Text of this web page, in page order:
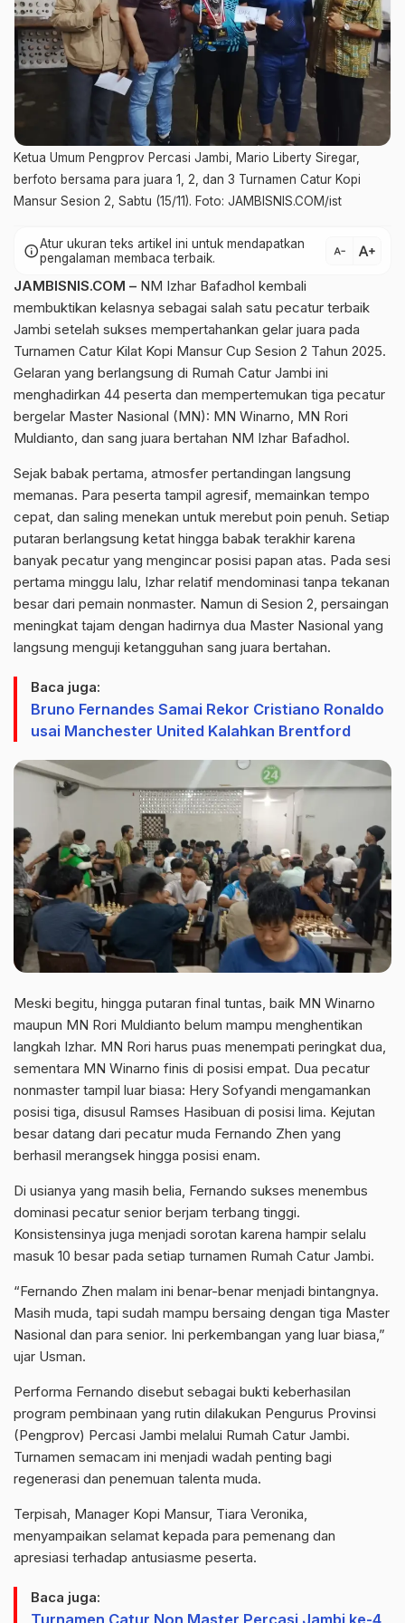
Ketua Umum Pengprov Percasi Jambi, Mario Liberty Siregar,
berfoto bersama para juara 1, 2, dan 3 Turnamen Catur Kopi
Mansur Sesion 2, Sabtu (15/11). Foto: JAMBISNIS.COM/ist
infoAtur ukuran teks artikel ini untuk mendapatkan
pengalaman membaca terbaik.
text_decrease text_increase
JAMBISNIS.COM – NM Izhar Bafadhol kembali
membuktikan kelasnya sebagai salah satu pecatur terbaik
Jambi setelah sukses mempertahankan gelar juara pada
Turnamen Catur Kilat Kopi Mansur Cup Sesion 2 Tahun 2025.
Gelaran yang berlangsung di Rumah Catur Jambi ini
menghadirkan 44 peserta dan mempertemukan tiga pecatur
bergelar Master Nasional (MN): MN Winarno, MN Rori
Muldianto, dan sang juara bertahan NM Izhar Bafadhol.
Sejak babak pertama, atmosfer pertandingan langsung
memanas. Para peserta tampil agresif, memainkan tempo
cepat, dan saling menekan untuk merebut poin penuh. Setiap
putaran berlangsung ketat hingga babak terakhir karena
banyak pecatur yang mengincar posisi papan atas. Pada sesi
pertama minggu lalu, Izhar relatif mendominasi tanpa tekanan
besar dari pemain nonmaster. Namun di Sesion 2, persaingan
meningkat tajam dengan hadirnya dua Master Nasional yang
langsung menguji ketangguhan sang juara bertahan.
Baca juga:
Bruno Fernandes Samai Rekor Cristiano Ronaldo
usai Manchester United Kalahkan Brentford
Meski begitu, hingga putaran final tuntas, baik MN Winarno
maupun MN Rori Muldianto belum mampu menghentikan
langkah Izhar. MN Rori harus puas menempati peringkat dua,
sementara MN Winarno finis di posisi empat. Dua pecatur
nonmaster tampil luar biasa: Hery Sofyandi mengamankan
posisi tiga, disusul Ramses Hasibuan di posisi lima. Kejutan
besar datang dari pecatur muda Fernando Zhen yang
berhasil merangsek hingga posisi enam.
Di usianya yang masih belia, Fernando sukses menembus
dominasi pecatur senior berjam terbang tinggi.
Konsistensinya juga menjadi sorotan karena hampir selalu
masuk 10 besar pada setiap turnamen Rumah Catur Jambi.
“Fernando Zhen malam ini benar-benar menjadi bintangnya.
Masih muda, tapi sudah mampu bersaing dengan tiga Master
Nasional dan para senior. Ini perkembangan yang luar biasa,”
ujar Usman.
Performa Fernando disebut sebagai bukti keberhasilan
program pembinaan yang rutin dilakukan Pengurus Provinsi
(Pengprov) Percasi Jambi melalui Rumah Catur Jambi.
Turnamen semacam ini menjadi wadah penting bagi
regenerasi dan penemuan talenta muda.
Terpisah, Manager Kopi Mansur, Tiara Veronika,
menyampaikan selamat kepada para pemenang dan
apresiasi terhadap antusiasme peserta.
Baca juga: